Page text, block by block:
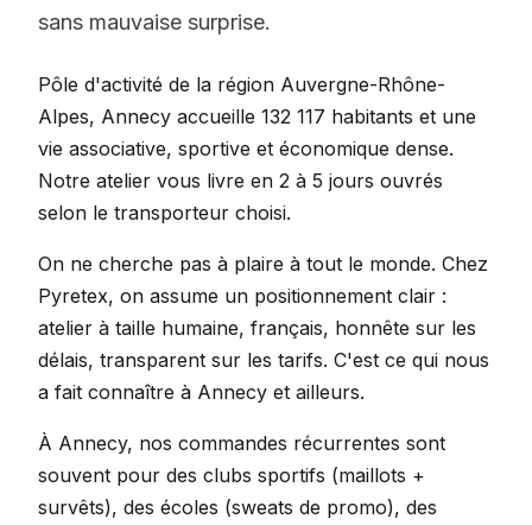
sans mauvaise surprise.
Pôle d'activité de la région Auvergne-Rhône-
Alpes, Annecy accueille 132 117 habitants et une
vie associative, sportive et économique dense.
Notre atelier vous livre en 2 à 5 jours ouvrés
selon le transporteur choisi.
On ne cherche pas à plaire à tout le monde. Chez
Pyretex, on assume un positionnement clair :
atelier à taille humaine, français, honnête sur les
délais, transparent sur les tarifs. C'est ce qui nous
a fait connaître à Annecy et ailleurs.
À Annecy, nos commandes récurrentes sont
souvent pour des clubs sportifs (maillots +
survêts), des écoles (sweats de promo), des